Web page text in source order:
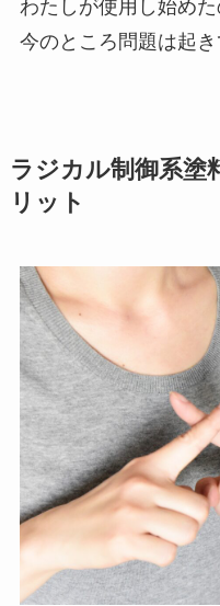
わたしが使用し始め
今のところ問題は起き
ラジカル制御系塗
リット